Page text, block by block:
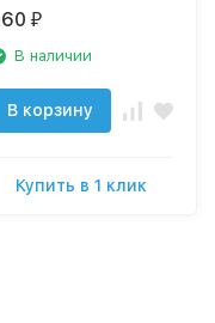
сменный
модуль
₽
В наличии
В корзину
Купить в 1 клик